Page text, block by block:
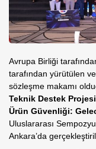
Avrupa Birliği
tarafından yürütülen
sözleşme makamı
Teknik Destek Projesi
Ürün Güvenliği:
Uluslararası
Ankara’da